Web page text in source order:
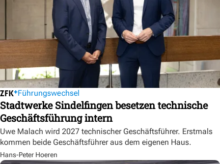
Führungswechsel
Stadtwerke Sindelfingen besetzen technische
Geschäftsführung intern
Uwe Malach wird 2027 technischer Geschäftsführer. Erstmals
kommen beide Geschäftsführer aus dem eigenen Haus.
Hans-Peter Hoeren